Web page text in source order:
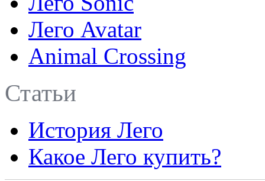
Лего Avatar
Animal Crossing
Статьи
История Лего
Какое Лего купить?